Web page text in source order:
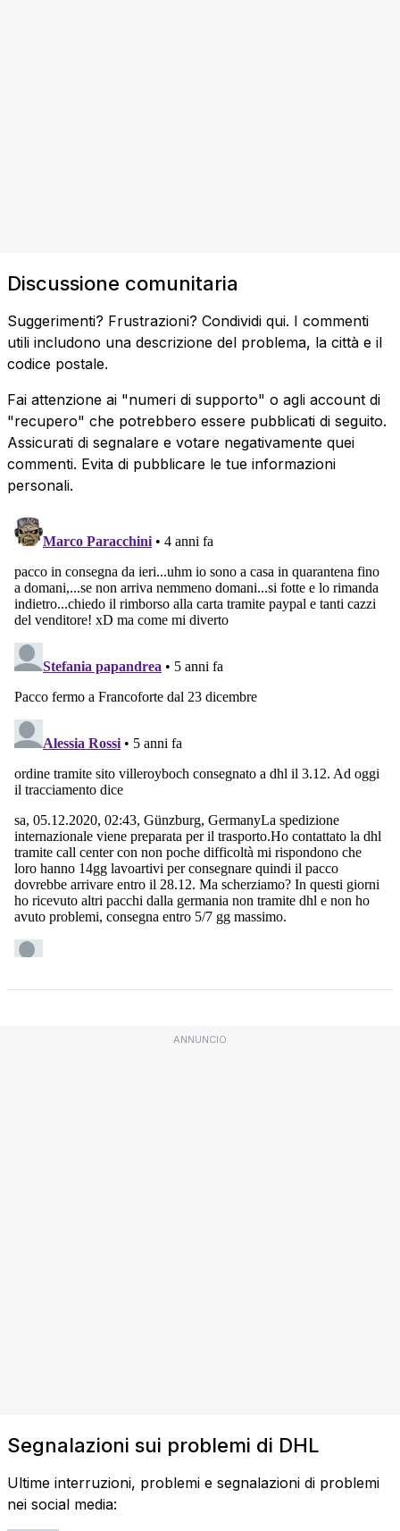
Discussione comunitaria
Suggerimenti? Frustrazioni? Condividi qui. I commenti
utili includono una descrizione del problema, la città e il
codice postale.
Fai attenzione ai "numeri di supporto" o agli account di
"recupero" che potrebbero essere pubblicati di seguito.
Assicurati di segnalare e votare negativamente quei
commenti. Evita di pubblicare le tue informazioni
personali.
ANNUNCIO
Segnalazioni sui problemi di DHL
Ultime interruzioni, problemi e segnalazioni di problemi
nei social media: